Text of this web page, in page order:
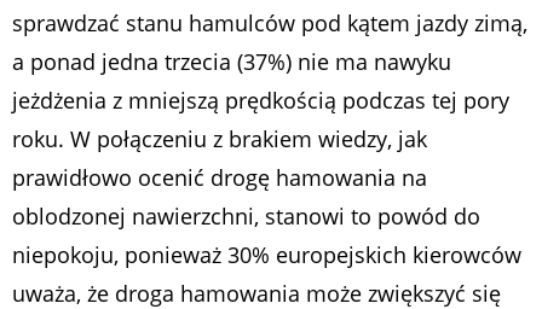
sprawdzać stanu hamulców pod kątem jazdy zimą,
a ponad jedna trzecia (37%) nie ma nawyku
jeżdżenia z mniejszą prędkością podczas tej pory
roku. W połączeniu z brakiem wiedzy, jak
prawidłowo ocenić drogę hamowania na
oblodzonej nawierzchni, stanowi to powód do
niepokoju, ponieważ 30% europejskich kierowców
uważa, że droga hamowania może zwiększyć się